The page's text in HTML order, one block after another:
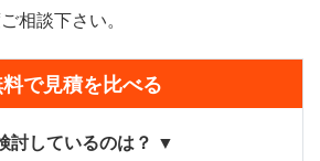
相談下さい。
で見積を比べる
討しているのは？ ▼